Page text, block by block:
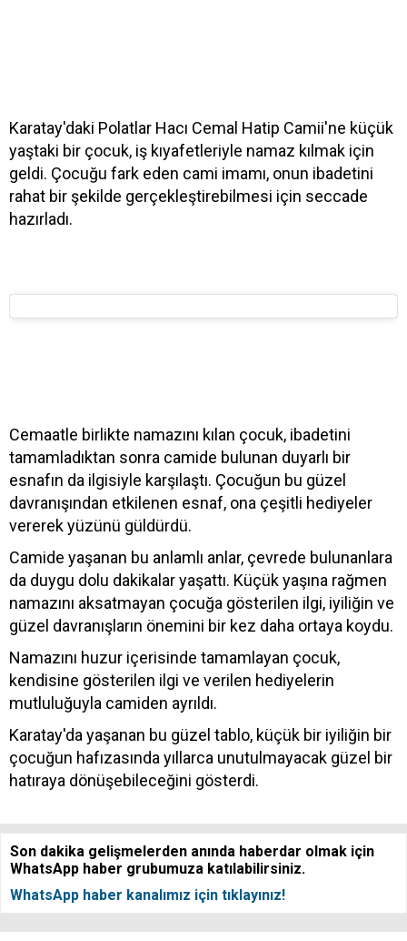
Karatay'daki Polatlar Hacı Cemal Hatip Camii'ne küçük
yaştaki bir çocuk, iş kıyafetleriyle namaz kılmak için
geldi. Çocuğu fark eden cami imamı, onun ibadetini
rahat bir şekilde gerçekleştirebilmesi için seccade
hazırladı.
Cemaatle birlikte namazını kılan çocuk, ibadetini
tamamladıktan sonra camide bulunan duyarlı bir
esnafın da ilgisiyle karşılaştı. Çocuğun bu güzel
davranışından etkilenen esnaf, ona çeşitli hediyeler
vererek yüzünü güldürdü.
Camide yaşanan bu anlamlı anlar, çevrede bulunanlara
da duygu dolu dakikalar yaşattı. Küçük yaşına rağmen
namazını aksatmayan çocuğa gösterilen ilgi, iyiliğin ve
güzel davranışların önemini bir kez daha ortaya koydu.
Namazını huzur içerisinde tamamlayan çocuk,
kendisine gösterilen ilgi ve verilen hediyelerin
mutluluğuyla camiden ayrıldı.
Karatay'da yaşanan bu güzel tablo, küçük bir iyiliğin bir
çocuğun hafızasında yıllarca unutulmayacak güzel bir
hatıraya dönüşebileceğini gösterdi.
Son dakika gelişmelerden anında haberdar olmak için
WhatsApp haber grubumuza katılabilirsiniz.
WhatsApp haber kanalımız için tıklayınız!